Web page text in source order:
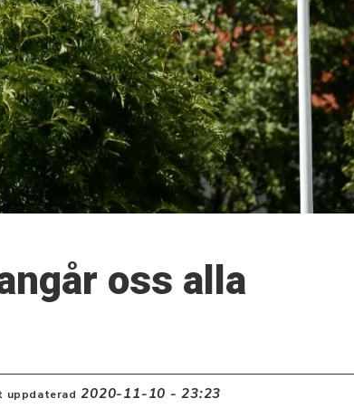
oss alla
uppdaterad 2020-11-10 - 23:23